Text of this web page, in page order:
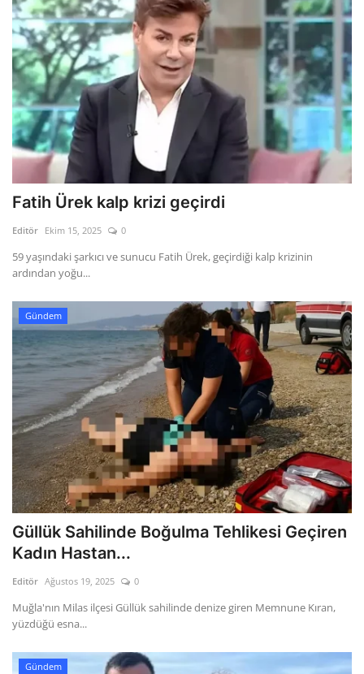
Fatih Ürek kalp krizi geçirdi
Editör Ekim 15, 2025 0
59 yaşındaki şarkıcı ve sunucu Fatih Ürek, geçirdiği kalp krizinin
ardından yoğu...
Gündem
Güllük Sahilinde Boğulma Tehlikesi Geçiren
Kadın Hastan...
Editör Ağustos 19, 2025 0
Muğla'nın Milas ilçesi Güllük sahilinde denize giren Memnune Kıran,
yüzdüğü esna...
Gündem